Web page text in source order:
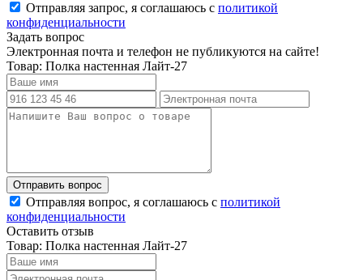
Отправляя запрос, я соглашаюсь с политикой
конфиденциальности
Задать вопрос
Электронная почта и телефон не публикуются на сайте!
Товар: Полка настенная Лайт-27
Отправляя вопрос, я соглашаюсь с политикой
конфиденциальности
Оставить отзыв
Товар: Полка настенная Лайт-27